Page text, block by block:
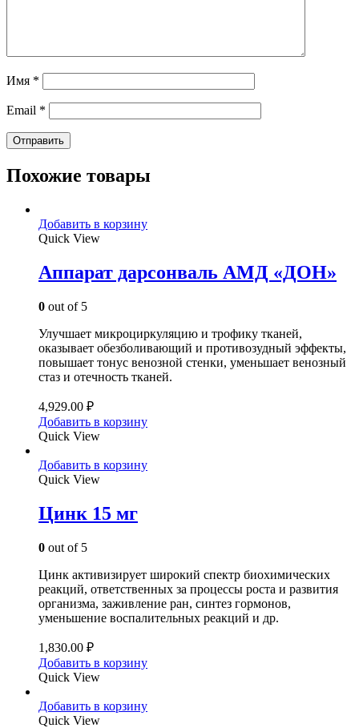
Имя *
Email *
Похожие товары
Добавить в корзину
Quick View
Аппарат дарсонваль АМД «ДОН»
0 out of 5
Улучшает микроциркуляцию и трофику тканей,
оказывает обезболивающий и противозудный эффекты,
повышает тонус венозной стенки, уменьшает венозный
стаз и отечность тканей.
4,929.00 ₽
Добавить в корзину
Quick View
Добавить в корзину
Quick View
Цинк 15 мг
0 out of 5
Цинк активизирует широкий спектр биохимических
реакций, ответственных за процессы роста и развития
организма, заживление ран, синтез гормонов,
уменьшение воспалительных реакций и др.
1,830.00 ₽
Добавить в корзину
Quick View
Добавить в корзину
Quick View